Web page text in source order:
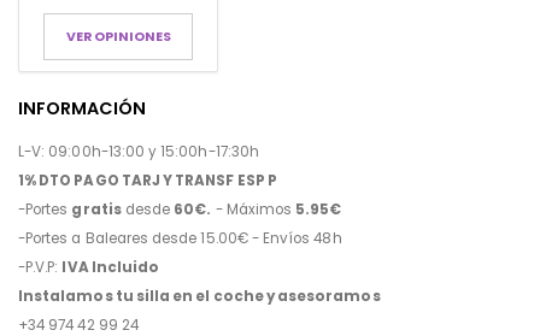
VER OPINIONES
INFORMACIÓN
L-V: 09:00h-13:00 y 15:00h-17:30h
1% DTO PAGO TARJ Y TRANSF ESP P
-Portes gratisdesde 60€. - Máximos 5.95€
-Portes a Baleares desde 15.00€ - Envíos 48h
-P.V.P: IVA Incluido
Instalamos tu silla en el coche y asesoramos
+34 974 42 99 24